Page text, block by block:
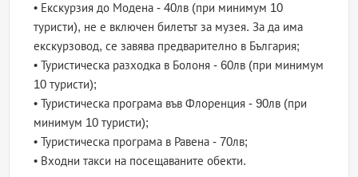
• Екскурзия до Модена - 40лв (при минимум 10
туристи), не е включен билетът за музея. За да има
екскурзовод, се завява предварително в България;
• Туристическа разходка в Болоня - 60лв (при минимум
10 туристи);
• Туристическа програма във Флоренция - 90лв (при
минимум 10 туристи);
• Туристическа програма в Равена - 70лв;
• Входни такси на посещаваните обекти.